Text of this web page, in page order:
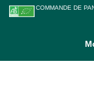
COMMANDE DE